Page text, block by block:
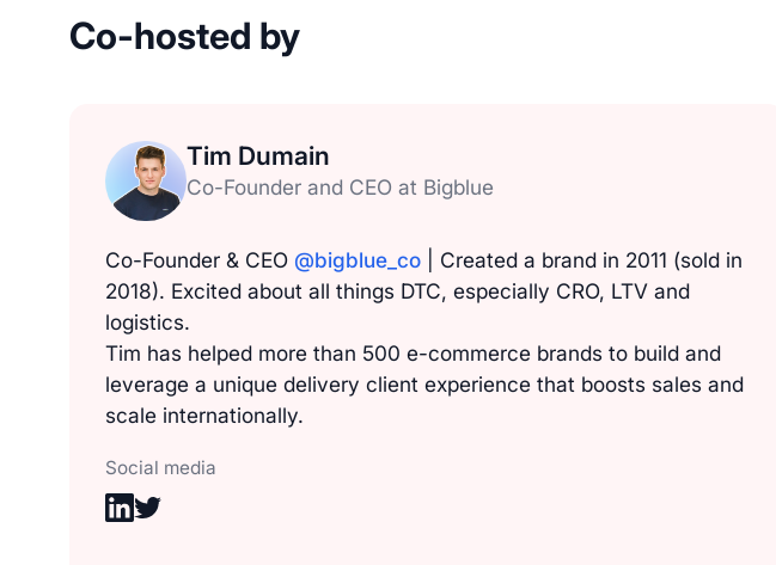
Co-hosted by
Tim Dumain
Co-Founder and CEO at Bigblue
Co-Founder & CEO @bigblue_co | Created a brand in 2011 (sold in
2018). Excited about all things DTC, especially CRO, LTV and
logistics.
Tim has helped more than 500 e-commerce brands to build and
leverage a unique delivery client experience that boosts sales and
scale internationally.
Social media